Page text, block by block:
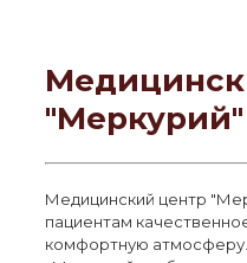
"Меркурий"
Медицинский центр
пациентам
комфортную